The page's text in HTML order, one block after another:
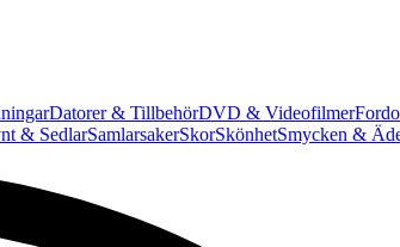
Datorer & TillbehörDVD & Videofilmer
& SedlarSamlarsakerSkorSkönhetSmycken &